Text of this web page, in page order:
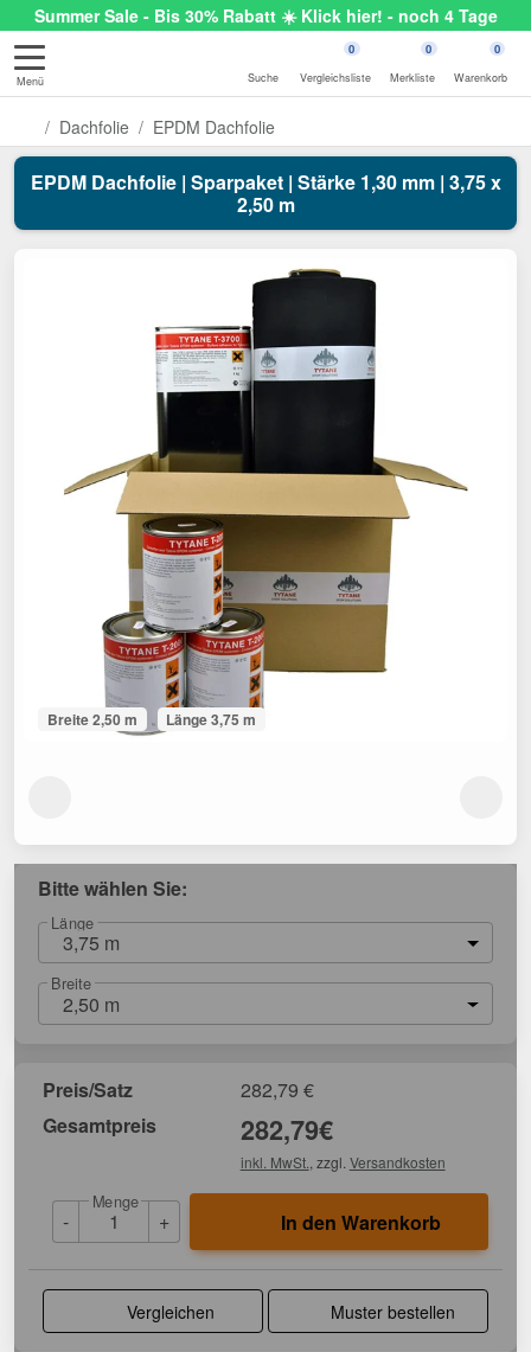
Summer Sale - Bis 30% Rabatt ☀️ Klick hier! - noch 4 Tage
Menü Suche
0
Vergleichsliste
0
Merkliste
0
Warenkorb
Dachfolie EPDM Dachfolie
EPDM Dachfolie | Sparpaket | Stärke 1,30 mm | 3,75 x
2,50 m
Breite 2,50 m Länge 3,75 m
Bitte wählen Sie:
Länge
3,75 m
Breite
2,50 m
Preis/Satz 282,79 €
Gesamtpreis
282,79€
inkl. MwSt. , zzgl. Versandkosten
-
Menge
+ In den Warenkorb
Vergleichen Muster bestellen